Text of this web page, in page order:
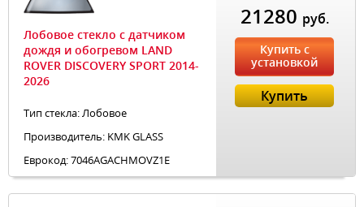
Лобовое стекло с датчиком
дождя и обогревом LAND
ROVER DISCOVERY SPORT 2014-
2026
Тип стекла: Лобовое
Производитель: KMK GLASS
Еврокод: 7046AGACHMOVZ1E
21280 руб.
Купить с
установкой
Купить